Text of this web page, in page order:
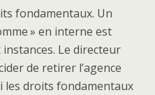
fondamentaux. Un
» en interne est
Le directeur
de retirer l’agence
les droits fondamentaux